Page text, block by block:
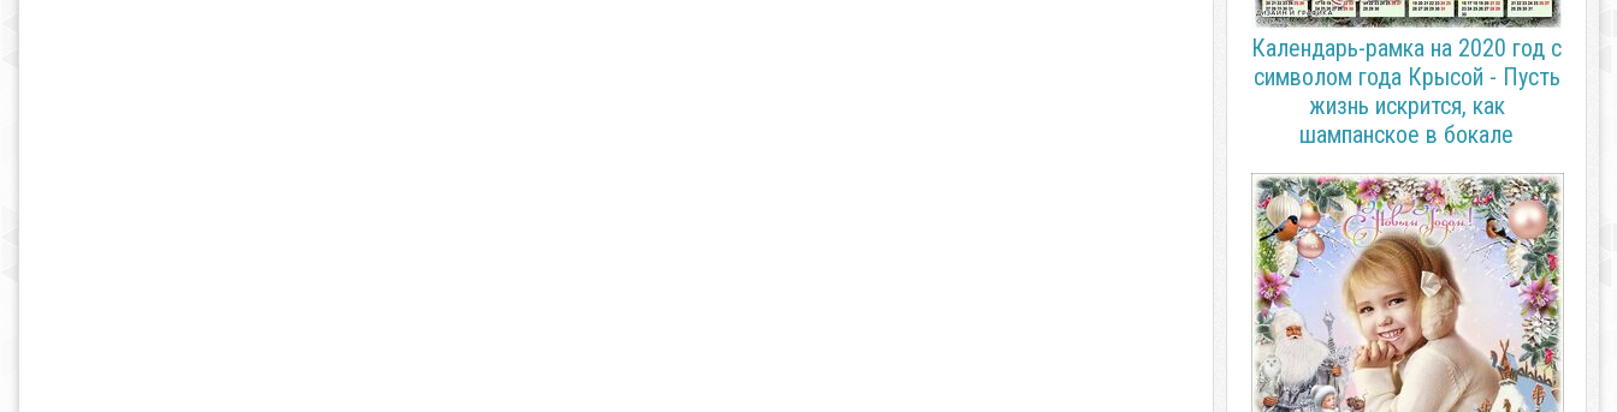
Календарь-рамка на 2020 год с
символом года Крысой - Пусть
жизнь искрится, как
шампанское в бокале